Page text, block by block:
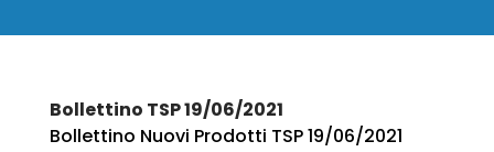
Bollettino TSP 19/06/2021
Bollettino Nuovi Prodotti TSP 19/06/2021